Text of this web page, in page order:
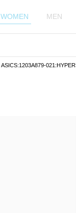
WOMEN MEN
ASICS:1203A879-